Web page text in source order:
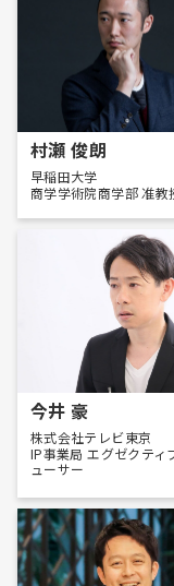
村瀬 俊朗
早稲田大学
商学学術院商学部 准教
今井 豪
株式会社テレビ東京
IP事業局 エグゼクティ
ューサー